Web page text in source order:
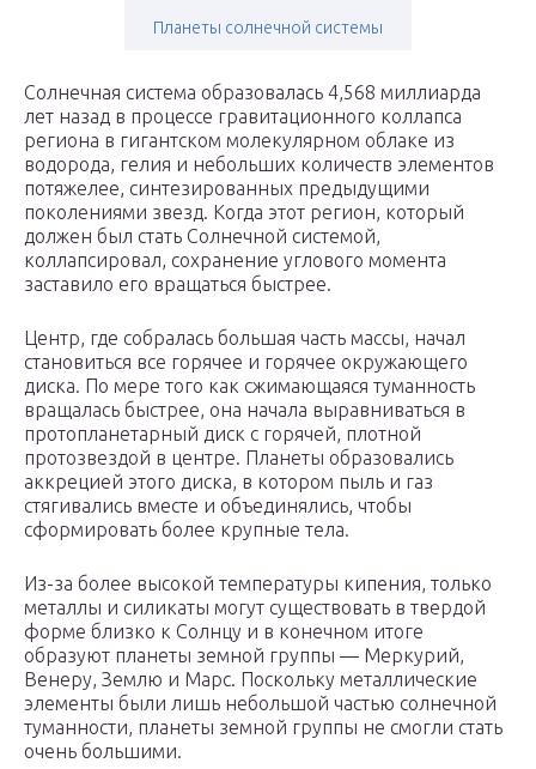
Планеты солнечной системы
Солнечная система образовалась 4,568 миллиарда
лет назад в процессе гравитационного коллапса
региона в гигантском молекулярном облаке из
водорода, гелия и небольших количеств элементов
потяжелее, синтезированных предыдущими
поколениями звезд. Когда этот регион, который
должен был стать Солнечной системой,
коллапсировал, сохранение углового момента
заставило его вращаться быстрее.
Центр, где собралась большая часть массы, начал
становиться все горячее и горячее окружающего
диска. По мере того как сжимающаяся туманность
вращалась быстрее, она начала выравниваться в
протопланетарный диск с горячей, плотной
протозвездой в центре. Планеты образовались
аккрецией этого диска, в котором пыль и газ
стягивались вместе и объединялись, чтобы
сформировать более крупные тела.
Из-за более высокой температуры кипения, только
металлы и силикаты могут существовать в твердой
форме близко к Солнцу и в конечном итоге
образуют планеты земной группы — Меркурий,
Венеру, Землю и Марс. Поскольку металлические
элементы были лишь небольшой частью солнечной
туманности, планеты земной группы не смогли стать
очень большими.